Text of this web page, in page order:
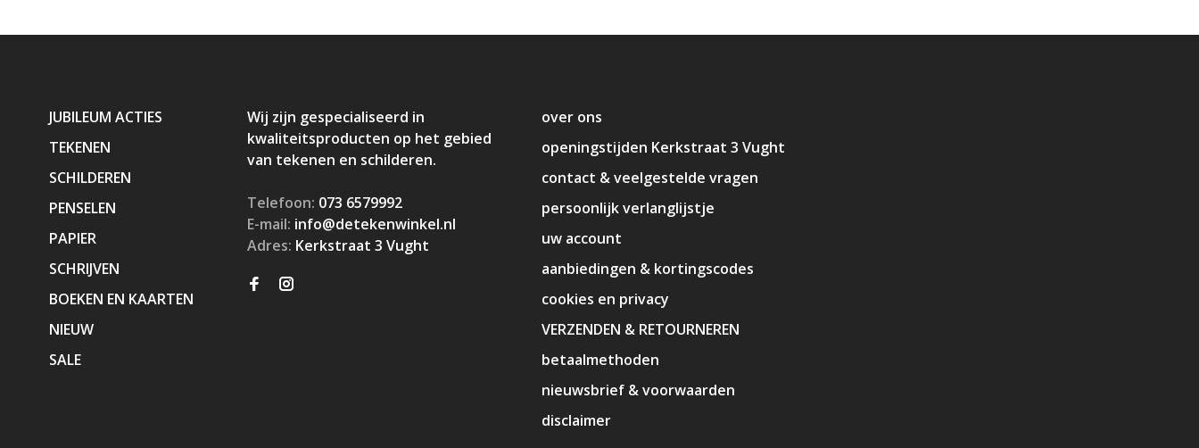
JUBILEUM ACTIES
TEKENEN
SCHILDEREN
PENSELEN
PAPIER
SCHRIJVEN
BOEKEN EN KAARTEN
NIEUW
SALE
Wij zijn gespecialiseerd in
kwaliteitsproducten op het gebied
van tekenen en schilderen.
Telefoon: 073 6579992
E-mail: info@detekenwinkel.nl
Adres: Kerkstraat 3 Vught
over ons
openingstijden Kerkstraat 3 Vught
contact & veelgestelde vragen
persoonlijk verlanglijstje
uw account
aanbiedingen & kortingscodes
cookies en privacy
VERZENDEN & RETOURNEREN
betaalmethoden
nieuwsbrief & voorwaarden
disclaimer